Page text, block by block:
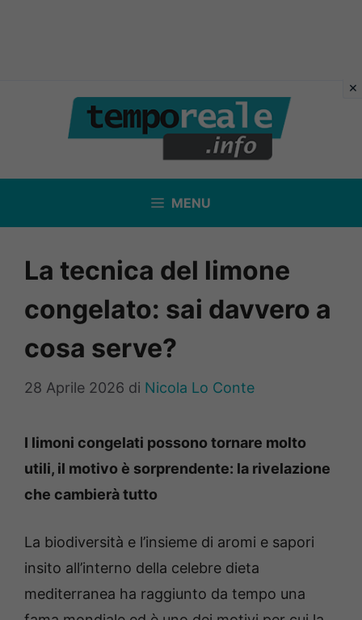
contenuto
MENU
La tecnica del limone
congelato: sai davvero a
cosa serve?
28 Aprile 2026 di Nicola Lo Conte
I limoni congelati possono tornare molto
utili, il motivo è sorprendente: la rivelazione
che cambierà tutto
La biodiversità e l’insieme di aromi e sapori
insito all’interno della celebre dieta
mediterranea ha raggiunto da tempo una